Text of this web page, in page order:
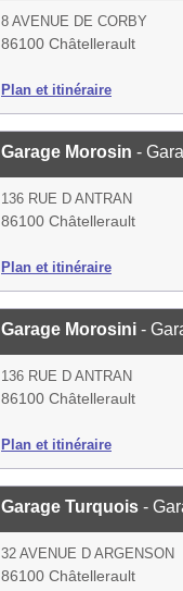
8 AVENUE DE CORBY
86100 Châtellerault
Plan et itinéraire
Garage Morosin -
136 RUE D ANTRAN
86100 Châtellerault
Plan et itinéraire
Garage Morosini -
136 RUE D ANTRAN
86100 Châtellerault
Plan et itinéraire
Garage Turquois -
32 AVENUE D ARGENSON
86100 Châtellerault